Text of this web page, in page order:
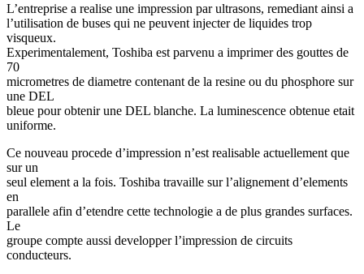
L’entreprise a realise une impression par ultrasons, remediant ainsi a
l’utilisation de buses qui ne peuvent injecter de liquides trop
visqueux.
Experimentalement, Toshiba est parvenu a imprimer des gouttes de
70
micrometres de diametre contenant de la resine ou du phosphore sur
une DEL
bleue pour obtenir une DEL blanche. La luminescence obtenue etait
uniforme.
Ce nouveau procede d’impression n’est realisable actuellement que
sur un
seul element a la fois. Toshiba travaille sur l’alignement d’elements
en
parallele afin d’etendre cette technologie a de plus grandes surfaces.
Le
groupe compte aussi developper l’impression de circuits
conducteurs.